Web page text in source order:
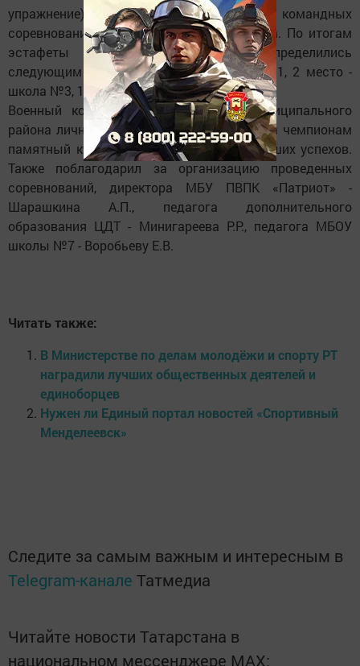
упражнение), подтягивание и завершением командных
соревнований стало перетягивание каната. По итогам
эстафеты призовые места распределились
следующим образом. 3 место - школа №1, 2 место -
школа №3, 1 место - гимназия №1.
Военный комиссар Менделеевского муниципального
района лично вручил призерам грамоты, а чемпионам
памятный кубок и всем пожелал дальнейших успехов.
Также поблагодарил за организацию проведенных
соревнований, директора МБУ ПВПК «Патриот» -
Шарашкина А.П., педагога дополнительного
образования ЦДТ - Минигареева Р.Р., педагога МБОУ
школы №7 - Воробьеву Е.В.
Читать также:
В Министерстве по делам молодёжи и спорту РТ
наградили лучших общественных деятелей и
единоборцев
Нужен ли Единый портал новостей «Спортивный
Менделеевск»
Следите за самым важным и интересным в
Telegram-канале Татмедиа
Читайте новости Татарстана в
национальном мессенджере MАХ: